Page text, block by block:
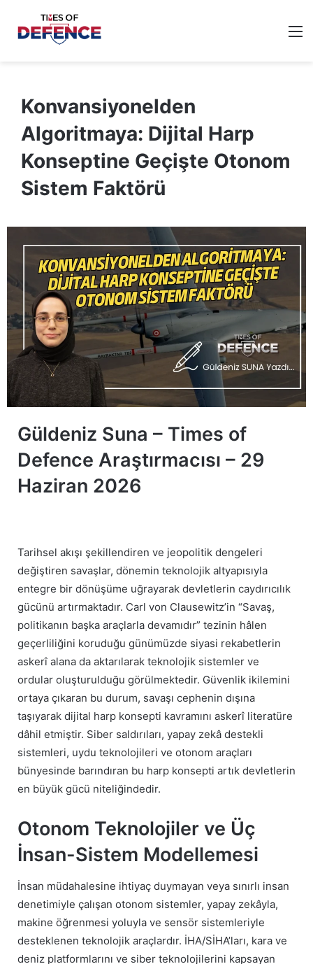
Konvansiyonelden
Algoritmaya: Dijital Harp
Konseptine Geçişte Otonom
Sistem Faktörü
Güldeniz Suna – Times of
Defence Araştırmacısı – 29
Haziran 2026
Tarihsel akışı şekillendiren ve jeopolitik dengeleri
değiştiren savaşlar, dönemin teknolojik altyapısıyla
entegre bir dönüşüme uğrayarak devletlerin caydırıcılık
gücünü artırmaktadır. Carl von Clausewitz’in “Savaş,
politikanın başka araçlarla devamıdır” tezinin hâlen
geçerliliğini koruduğu günümüzde siyasi rekabetlerin
askerî alana da aktarılarak teknolojik sistemler ve
ordular oluşturulduğu görülmektedir. Güvenlik ikilemini
ortaya çıkaran bu durum, savaşı cephenin dışına
taşıyarak dijital harp konsepti kavramını askerî literatüre
dâhil etmiştir. Siber saldırıları, yapay zekâ destekli
sistemleri, uydu teknolojileri ve otonom araçları
bünyesinde barındıran bu harp konsepti artık devletlerin
en büyük gücü niteliğindedir.
Otonom Teknolojiler ve Üç
İnsan-Sistem Modellemesi
İnsan müdahalesine ihtiyaç duymayan veya sınırlı insan
denetimiyle çalışan otonom sistemler, yapay zekâyla,
makine öğrenmesi yoluyla ve sensör sistemleriyle
desteklenen teknolojik araçlardır. İHA/SİHA’ları, kara ve
deniz platformlarını ve siber teknolojilerini kapsayan